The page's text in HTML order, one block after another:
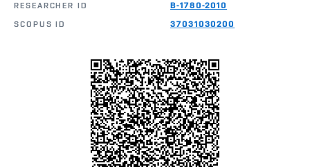
RESEARCHER ID
B-1780-2010
SCOPUS ID
37031030200